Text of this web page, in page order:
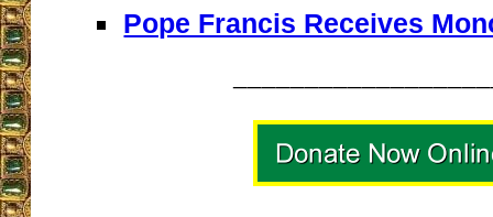
Pope Francis Receives